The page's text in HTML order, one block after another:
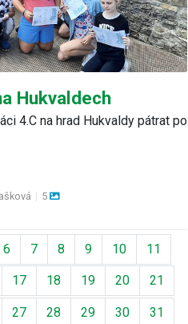
Hukvaldech
4.C na hrad Hukvaldy pátrat po
| 5
6 7 8 9 10 11
17 18 19 20 21
27 28 29 30 31